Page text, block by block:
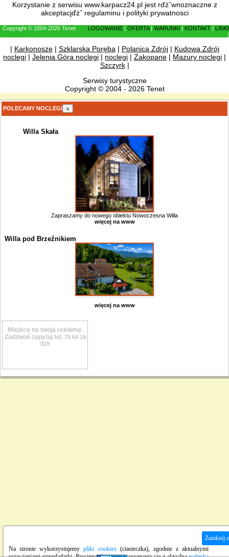
Korzystanie z serwisu www.karpacz24.pl jest rďż˝wnoznaczne z
akceptacjďż˝ regulaminu i polityki prywatnosci
Copyright © 2004-2026 Tenet LOGOWANIE OFERTA| WARUNKI KONTAKT
LINKI
| Karkonosze| Szklarska Poręba| Polanica Zdrój| Kudowa Zdrój
noclegi | Jelenia Góra noclegi | noclegi | Zakopane | Mazury noclegi |
Szczyrk|
Serwisy turystyczne
Copyright © 2004 - 2026 Tenet
POLECAMY NOCLEGI x
Willa Skała
Zapraszamy do nowego obiektu Nowoczesna Willa
więcej na www
Willa pod Brzeźnikiem
więcej na www
Miejsce na twoją reklamę.
Zadzwoń zapytaj tel. 75 64 19
919
Zamknij
Na stronie wykorzystujemypliki cookies(ciasteczka), zgodnie z aktualnymi